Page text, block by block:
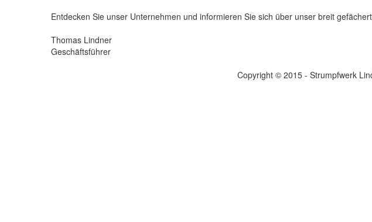
Entdecken Sie unser Unternehmen und informieren Sie sich über unser breit
Thomas Lindner
Geschäftsführer
Copyright © 2015 - Strumpfwerk